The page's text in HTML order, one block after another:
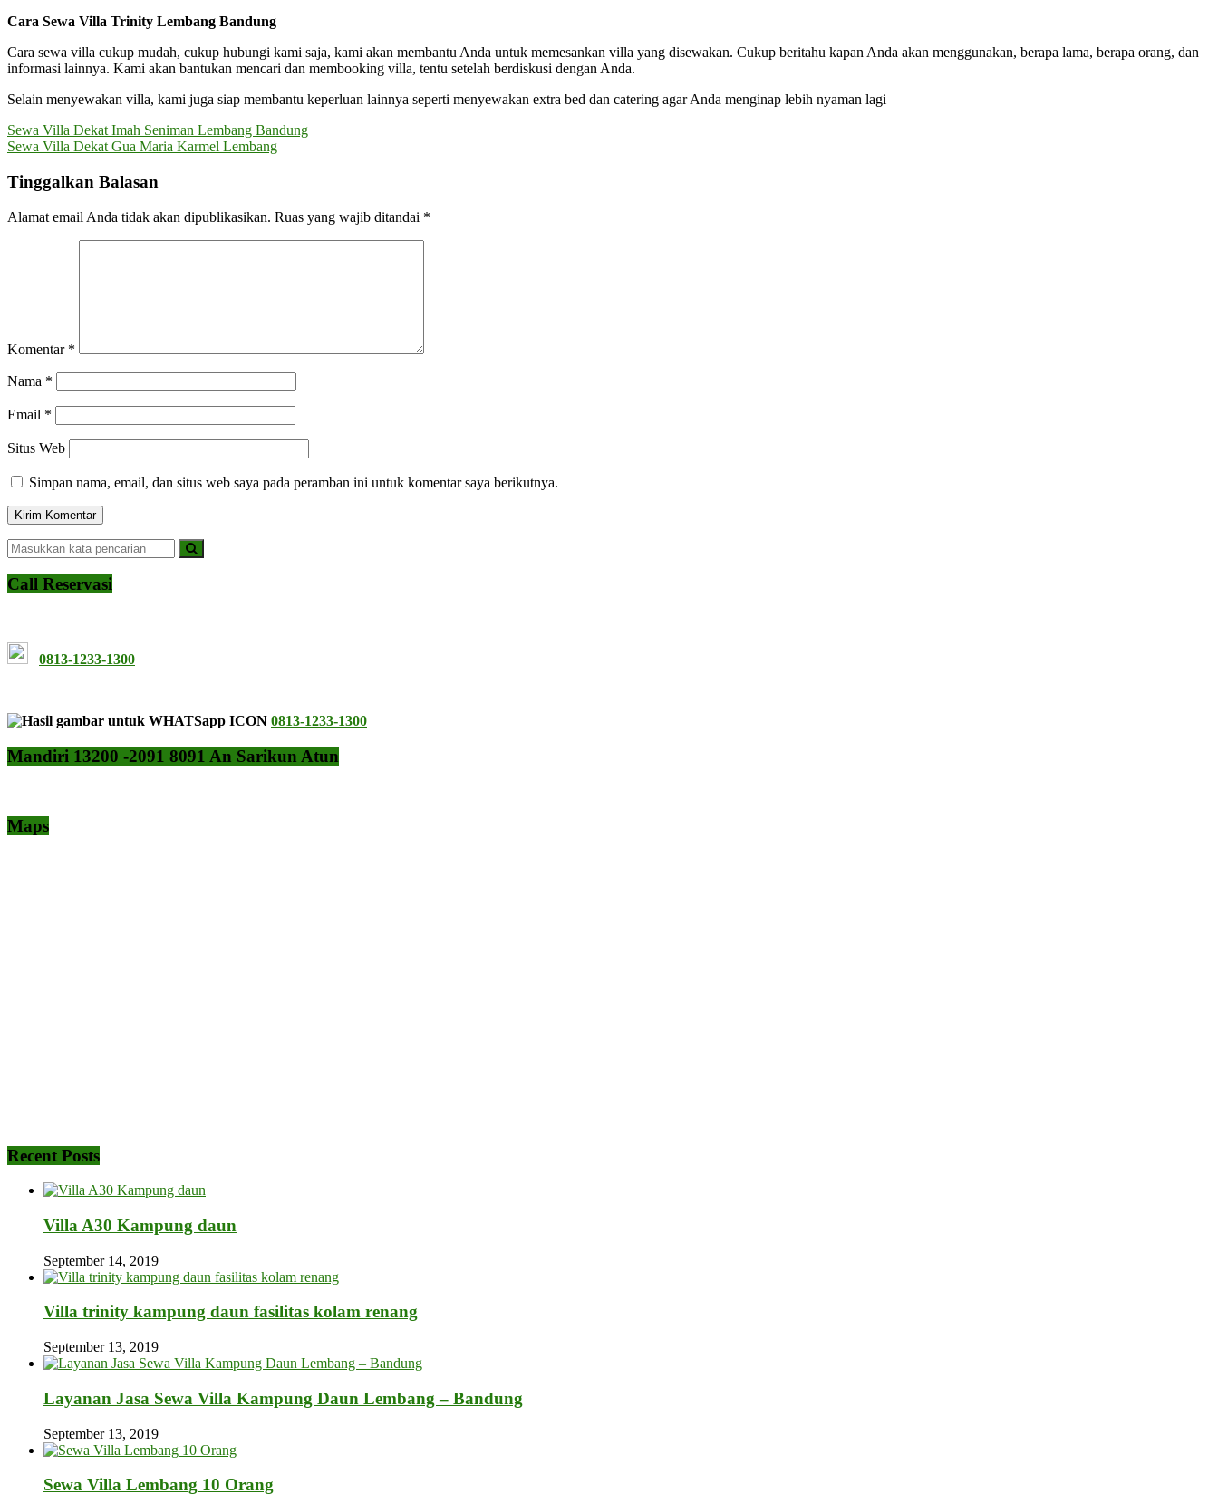
Cara Sewa Villa Trinity Lembang Bandung
Cara sewa villa cukup mudah, cukup hubungi kami saja, kami akan membantu Anda untuk memesankan villa yang disewakan. Cukup beritahu kapan Anda akan menggunakan, berapa lama, berapa orang, dan
informasi lainnya. Kami akan bantukan mencari dan membooking villa, tentu setelah berdiskusi dengan Anda.
Selain menyewakan villa, kami juga siap membantu keperluan lainnya seperti menyewakan extra bed dan catering agar Anda menginap lebih nyaman lagi
Navigasi
pos
Sewa Villa Dekat Imah Seniman Lembang Bandung
Sewa Villa Dekat Gua Maria Karmel Lembang
Tinggalkan Balasan
Alamat email Anda tidak akan dipublikasikan. Ruas yang wajib ditandai *
Komentar *
Nama *
Email *
Situs Web
Simpan nama, email, dan situs web saya pada peramban ini untuk komentar saya berikutnya.
Call Reservasi
0813-1233-1300
0813-1233-1300
Mandiri 13200 -2091 8091 An Sarikun Atun
Maps
Recent Posts
Villa A30 Kampung daun
September 14, 2019
Villa trinity kampung daun fasilitas kolam renang
September 13, 2019
Layanan Jasa Sewa Villa Kampung Daun Lembang – Bandung
September 13, 2019
Sewa Villa Lembang 10 Orang